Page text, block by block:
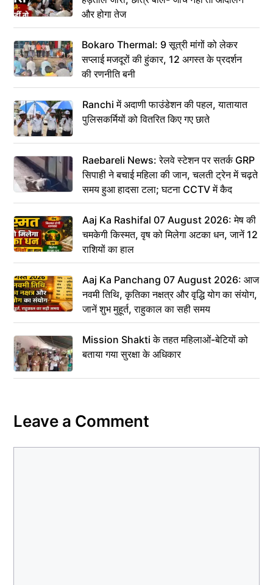
और होगा तेज
Bokaro Thermal: 9 सूत्री मांगों को लेकर
सप्लाई मजदूरों की हुंकार, 12 अगस्त के प्रदर्शन
की रणनीति बनी
Ranchi में अदाणी फाउंडेशन की पहल, यातायात
पुलिसकर्मियों को वितरित किए गए छाते
Raebareli News: रेलवे स्टेशन पर सतर्क GRP
सिपाही ने बचाई महिला की जान, चलती ट्रेन में चढ़ते
समय हुआ हादसा टला; घटना CCTV में कैद
Aaj Ka Rashifal 07 August 2026: मेष की
चमकेगी किस्मत, वृष को मिलेगा अटका धन, जानें 12
राशियों का हाल
Aaj Ka Panchang 07 August 2026: आज
नवमी तिथि, कृतिका नक्षत्र और वृद्धि योग का संयोग,
जानें शुभ मुहूर्त, राहुकाल का सही समय
Mission Shakti के तहत महिलाओं-बेटियों को
बताया गया सुरक्षा के अधिकार
Leave a Comment